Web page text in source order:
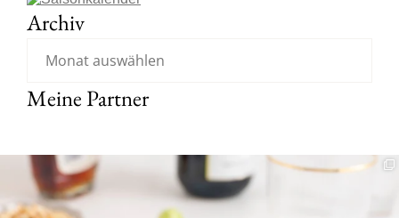
Archiv
Meine Partner